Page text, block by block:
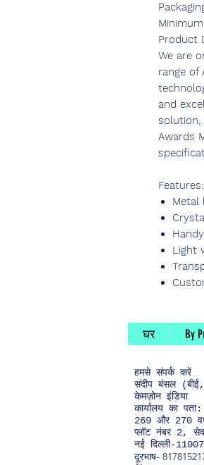
Product
We are
range of
and
solution,
Awards
Features:
Metal
Handy
Light
घर By
हमसे संपर्क करें
संदीप बंसल (बीई,
केमज़ोन इंडिया
कार्यालय का पता:
269 और 270
प्लॉट नंबर 2,
नई दिल्ली-
दूरभाष-